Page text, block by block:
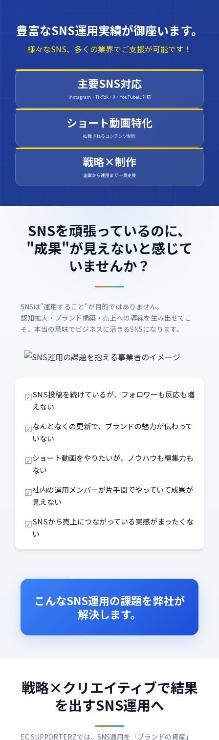
豊富なSNS運用実績が御座います。
様々なSNS、多くの業界でご支援が可能です！
主要SNS対応
Instagram・TikTok・X・YouTubeに対応
ショート動画特化
拡散されるコンテンツ制作
戦略×制作
企画から運用まで一貫支援
SNSを頑張っているのに、
"成果"が見えないと感じて
いませんか？
SNSは"運用すること"が目的ではありません。
認知拡大・ブランド構築・売上への導線を生み出せてこ
そ、本当の意味でビジネスに活きるSNSになります。
☑SNS投稿を続けているが、フォロワーも反応も増
えない
☑なんとなくの更新で、ブランドの魅力が伝わって
いない
☑ショート動画をやりたいが、ノウハウも編集力も
ない
☑社内の運用メンバーが片手間でやっていて成果が
見えない
☑SNSから売上につながっている実感がまったくな
い
こんなSNS運用の課題を弊社が
解決します。
戦略×クリエイティブで結果
を出すSNS運用へ
EC SUPPORTERZでは、SNS運用を「ブランドの資産」